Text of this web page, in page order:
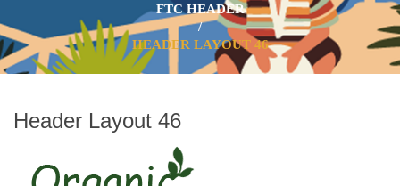
FTC HEADER
/
HEADER LAYOUT 46
Header Layout 46